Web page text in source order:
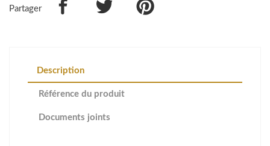
Partager
Description
Référence du produit
Documents joints